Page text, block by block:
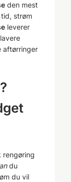
den mest
strøm
leverer
aftørringer
rengøring
du
du vil